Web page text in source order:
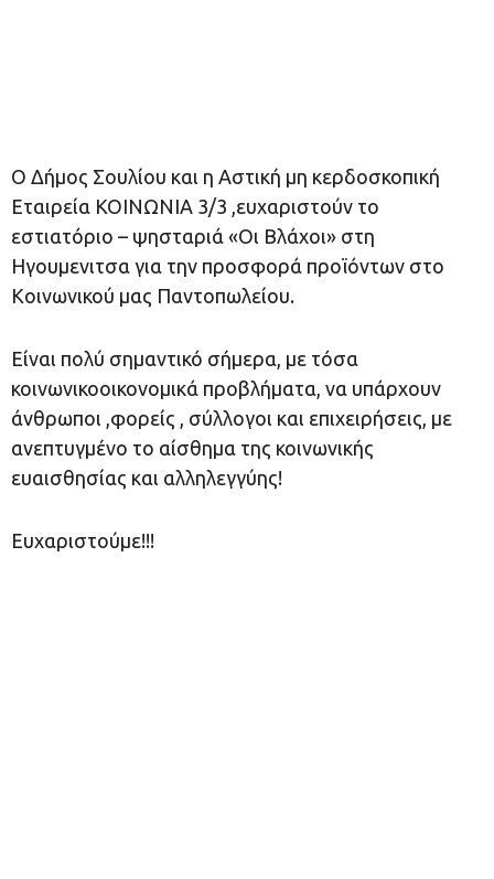
Ο Δήµος Σουλίου και η Αστική µη κερδοσκοπική
Εταιρεία ΚΟΙΝΩΝΙΑ 3/3 ,ευχαριστούν το
εστιατόριο – ψησταριά «Οι Βλάχοι» στη
Ηγουμενιτσα για την προσφορά προϊόντων στο
Κοινωνικού μας Παντοπωλείου.
Είναι πολύ σημαντικό σήμερα, με τόσα
κοινωνικοοικονομικά προβλήματα, να υπάρχουν
άνθρωποι ,φορείς , σύλλογοι και επιχειρήσεις, με
ανεπτυγμένο το αίσθημα της κοινωνικής
ευαισθησίας και αλληλεγγύης!
Ευχαριστούμε!!!